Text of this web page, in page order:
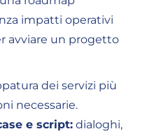
impatti operativi
avviare un progetto
dei servizi più
necessarie.
e script: dialoghi,